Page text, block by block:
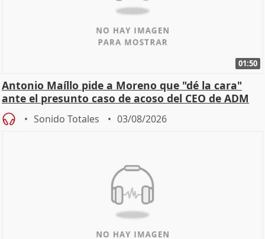
01:50
Antonio Maíllo pide a Moreno que "dé la cara"
ante el presunto caso de acoso del CEO de ADM
Sonido Totales 03/08/2026